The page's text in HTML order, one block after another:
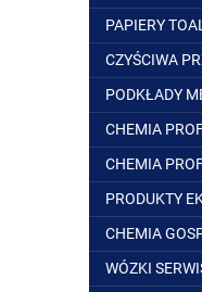
PAPIERY
CZYŚCIWA
PODKŁADY
CHEMIA
CHEMIA
PRODUKTY
CHEMIA
WÓZKI